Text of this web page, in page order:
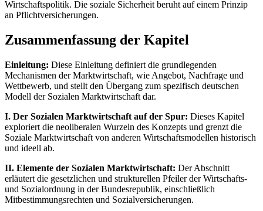
Wirtschaftspolitik. Die soziale Sicherheit beruht auf einem Prinzip
an Pflichtversicherungen.
Zusammenfassung der Kapitel
Einleitung: Diese Einleitung definiert die grundlegenden
Mechanismen der Marktwirtschaft, wie Angebot, Nachfrage und
Wettbewerb, und stellt den Übergang zum spezifisch deutschen
Modell der Sozialen Marktwirtschaft dar.
I. Der Sozialen Marktwirtschaft auf der Spur: Dieses Kapitel
exploriert die neoliberalen Wurzeln des Konzepts und grenzt die
Soziale Marktwirtschaft von anderen Wirtschaftsmodellen historisch
und ideell ab.
II. Elemente der Sozialen Marktwirtschaft: Der Abschnitt
erläutert die gesetzlichen und strukturellen Pfeiler der Wirtschafts-
und Sozialordnung in der Bundesrepublik, einschließlich
Mitbestimmungsrechten und Sozialversicherungen.